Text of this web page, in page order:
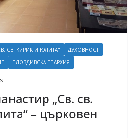
СВ. КИРИК И ЮЛИТА"
ДУХОВНОСТ
ПЛОВДИВСКА ЕПАРХИЯ
„Св. св.
– църковен